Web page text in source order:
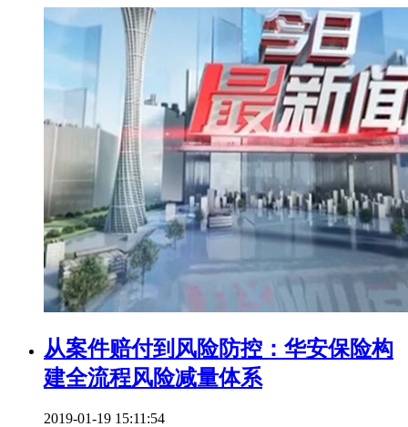
从案件赔付到风险防控：华安保险构
建全流程风险减量体系
2019-01-19 15:11:54